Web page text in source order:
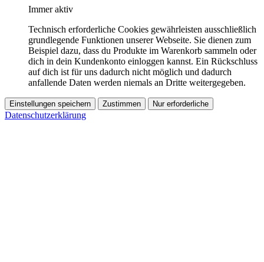
Immer aktiv
Technisch erforderliche Cookies gewährleisten ausschließlich
grundlegende Funktionen unserer Webseite. Sie dienen zum
Beispiel dazu, dass du Produkte im Warenkorb sammeln oder
dich in dein Kundenkonto einloggen kannst. Ein Rückschluss
auf dich ist für uns dadurch nicht möglich und dadurch
anfallende Daten werden niemals an Dritte weitergegeben.
Einstellungen speichern Zustimmen Nur erforderliche
Datenschutzerklärung